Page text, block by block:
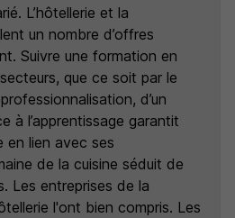
L’hôtellerie et la
un nombre d’offres
Suivre une formation en
que ce soit par le
d’un
à l’apprentissage garantit
en lien avec ses
de la cuisine séduit de
Les entreprises de la
l'ont bien compris. Les